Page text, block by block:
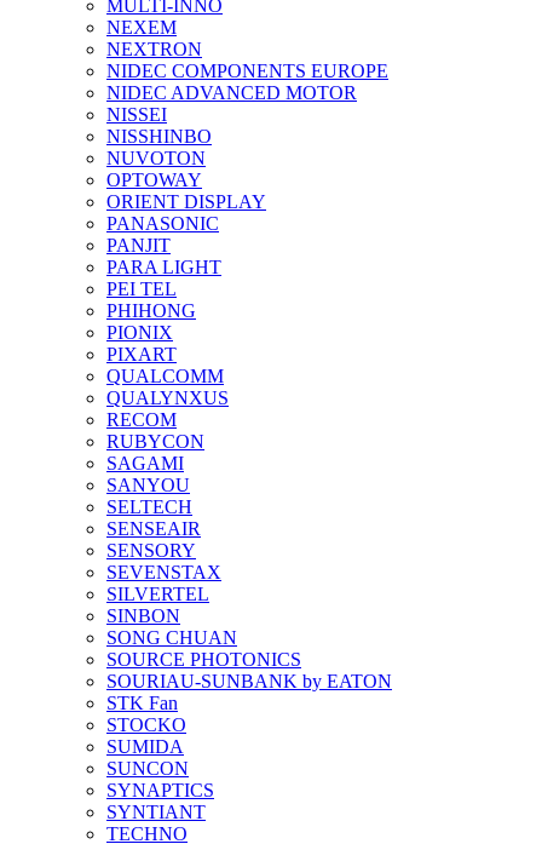
MULTI-INNO
NEXEM
NEXTRON
NIDEC COMPONENTS EUROPE
NIDEC ADVANCED MOTOR
NISSEI
NISSHINBO
NUVOTON
OPTOWAY
ORIENT DISPLAY
PANASONIC
PANJIT
PARA LIGHT
PEI TEL
PHIHONG
PIONIX
PIXART
QUALCOMM
QUALYNXUS
RECOM
RUBYCON
SAGAMI
SANYOU
SELTECH
SENSEAIR
SENSORY
SEVENSTAX
SILVERTEL
SINBON
SONG CHUAN
SOURCE PHOTONICS
SOURIAU-SUNBANK by EATON
STK Fan
STOCKO
SUMIDA
SUNCON
SYNAPTICS
SYNTIANT
TECHNO